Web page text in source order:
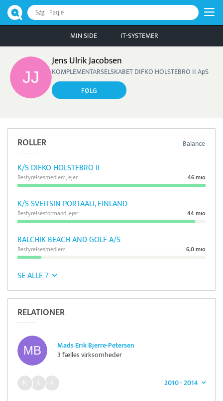
Søg i Paqle
MIN SIDE IT-SYSTEMER
Jens Ulrik Jacobsen
KOMPLEMENTARSELSKABET DIFKO HOLSTEBRO II ApS
FØLG
Balance
ROLLER
K/S DIFKO HOLSTEBRO II
46 mio
Bestyrelsesmedlem, ejer
K/S SVEITSIN PORTAALI, FINLAND
44 mio
Bestyrelsesformand, ejer
BALCHIK BEACH AND GOLF A/S
6,0 mio
Bestyrelsesmedlem
SE ALLE 7
RELATIONER
Mads Erik Bjerre-Petersen
3 fælles virksomheder
2010 - 2014